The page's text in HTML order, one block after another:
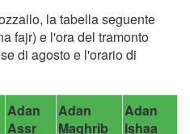
la tabella seguente
fajr) e l'ora del tramonto
di agosto e l'orario di
Adan
Assr
Adan
Maghrib
Adan
Ishaa